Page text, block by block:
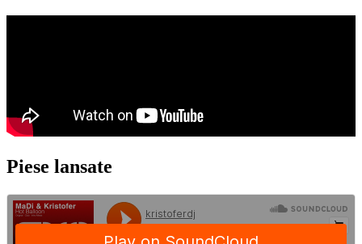
Piese lansate